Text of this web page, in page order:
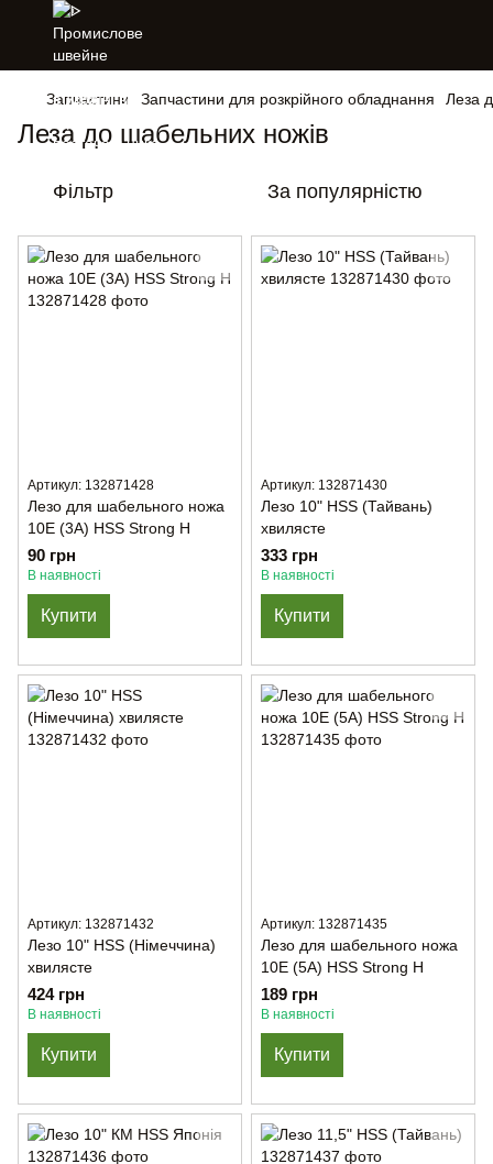
Запчастини Запчастини для розкрійного обладнання Леза
Леза до шабельних ножів
Фільтр За популярністю
Артикул: 132871428
Лезо для шабельного ножа
10E (3А) HSS Strong H
90 грн
В наявності
Купити
Артикул: 132871430
Лезо 10" HSS (Тайвань)
хвилясте
333 грн
В наявності
Купити
Артикул: 132871432
Лезо 10" HSS (Німеччина)
хвилясте
424 грн
В наявності
Купити
Артикул: 132871435
Лезо для шабельного ножа
10E (5А) HSS Strong H
189 грн
В наявності
Купити